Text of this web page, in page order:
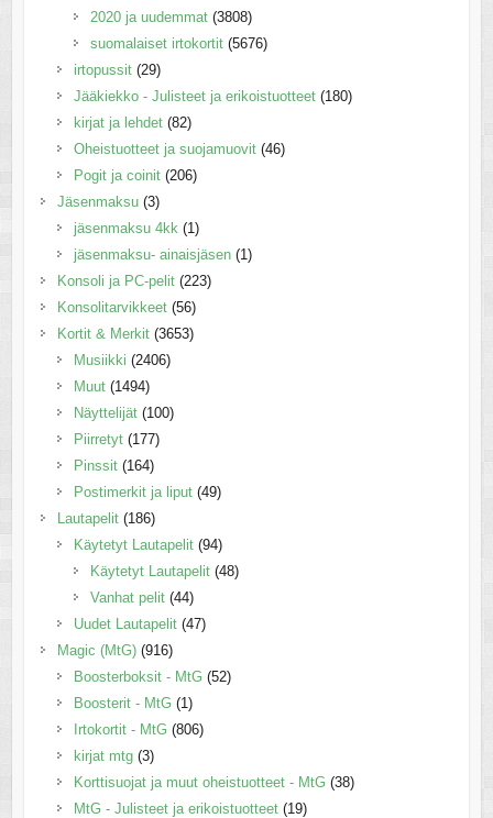
2020 ja uudemmat (3808)
suomalaiset irtokortit (5676)
irtopussit (29)
Jääkiekko - Julisteet ja erikoistuotteet (180)
kirjat ja lehdet (82)
Oheistuotteet ja suojamuovit (46)
Pogit ja coinit (206)
Jäsenmaksu (3)
jäsenmaksu 4kk (1)
jäsenmaksu- ainaisjäsen (1)
Konsoli ja PC-pelit (223)
Konsolitarvikkeet (56)
Kortit & Merkit (3653)
Musiikki (2406)
Muut (1494)
Näyttelijät (100)
Piirretyt (177)
Pinssit (164)
Postimerkit ja liput (49)
Lautapelit (186)
Käytetyt Lautapelit (94)
Käytetyt Lautapelit (48)
Vanhat pelit (44)
Uudet Lautapelit (47)
Magic (MtG) (916)
Boosterboksit - MtG (52)
Boosterit - MtG (1)
Irtokortit - MtG (806)
kirjat mtg (3)
Korttisuojat ja muut oheistuotteet - MtG (38)
MtG - Julisteet ja erikoistuotteet (19)